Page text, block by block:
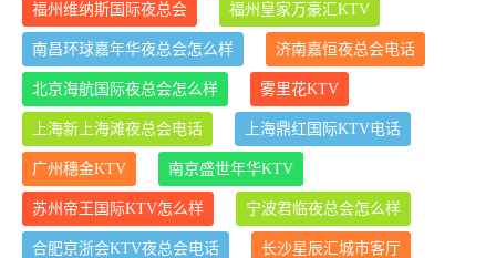
福州维纳斯国际夜总会 福州皇家万豪汇KTV
南昌环球嘉年华夜总会怎么样 济南嘉恒夜总会电话
北京海航国际夜总会怎么样 雾里花KTV
上海新上海滩夜总会电话 上海鼎红国际KTV电话
广州穗金KTV 南京盛世年华KTV
苏州帝王国际KTV怎么样 宁波君临夜总会怎么样
合肥京浙会KTV夜总会电话 长沙星辰汇城市客厅